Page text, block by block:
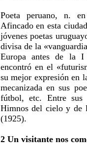
Poeta peruano, n.
Afincado en esta
jóvenes poetas
divisa de la
Europa antes de la I
encontró en el
su mejor expresión en
mecanizada en sus
fútbol, etc. Entre sus
Himnos del cielo y de
(1925).
2 Un visitante nos